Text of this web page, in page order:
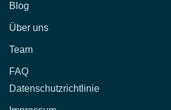
Blog
Über uns
Team
FAQ
Datenschutzrichtlinie